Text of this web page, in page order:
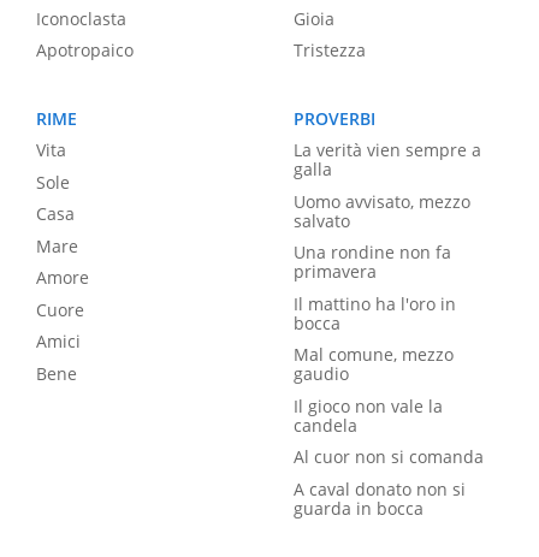
Iconoclasta
Apotropaico
Gioia
Tristezza
RIME
Vita
Sole
Casa
Mare
Amore
Cuore
Amici
Bene
PROVERBI
La verità vien sempre a
galla
Uomo avvisato, mezzo
salvato
Una rondine non fa
primavera
Il mattino ha l'oro in
bocca
Mal comune, mezzo
gaudio
Il gioco non vale la
candela
Al cuor non si comanda
A caval donato non si
guarda in bocca